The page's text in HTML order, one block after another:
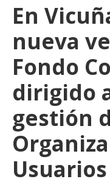
En
nueva
Fondo
dirigido
gestión